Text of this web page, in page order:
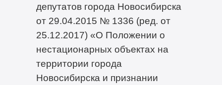
депутатов города Новосибирска
от 29.04.2015 № 1336 (ред. от
25.12.2017) «О Положении о
нестационарных объектах на
территории города
Новосибирска и признании